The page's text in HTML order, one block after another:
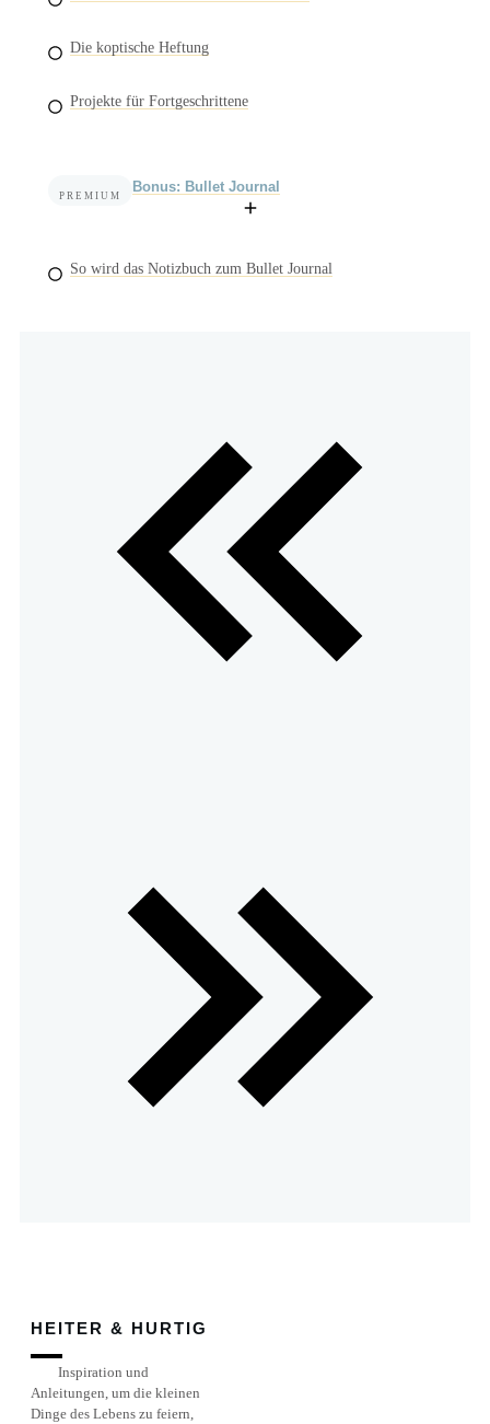
Die koptische Heftung
Projekte für Fortgeschrittene
PREMIUM
Bonus: Bullet Journal
So wird das Notizbuch zum Bullet Journal
HEITER & HURTIG
Inspiration und
Anleitungen, um die kleinen
Dinge des Lebens zu feiern,